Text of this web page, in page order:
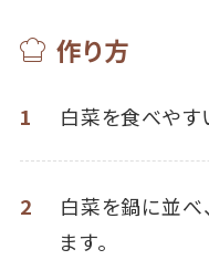
作り方
1 白菜を食べやす
2
白菜を鍋に並べ
ます。